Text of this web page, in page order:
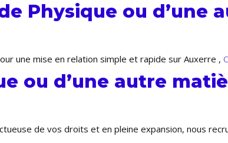
Physique ou d’une
une mise en relation simple et rapide sur Auxerre ,
ou d’une autre
de vos droits et en pleine expansion, nous